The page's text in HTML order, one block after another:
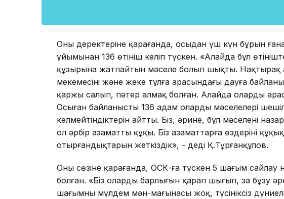
Оның деректеріне қарағанда, осыдан үш күн бұрын
ұйымынан 136 өтініш келіп түскен. «Алайда бұл
құзырына жатпайтын мәселе болып шықты. Нақтырақ
мекемесінің және жеке тұлға арасындағы дауға
қаржы салып, пәтер алмақ болған. Алайда олардың
Осыған байланысты 136 адам олардың мәселелері
келмейтіндіктерін айтты. Біз, әрине, бұл мәселені
ол әрбір азаматтың құқы. Біз азаматтарға өздерінің
отырғандықтарын жеткіздік», - деді Қ.Тұрғанқұлов.
Оның сөзіне қарағанда, ОСК-ға түскен 5 шағым
болған. «Біз олардың барлығын қарап шығып, заң бұзу
шағымның мүлдем мән-мағынасы жоқ, түсініксіз